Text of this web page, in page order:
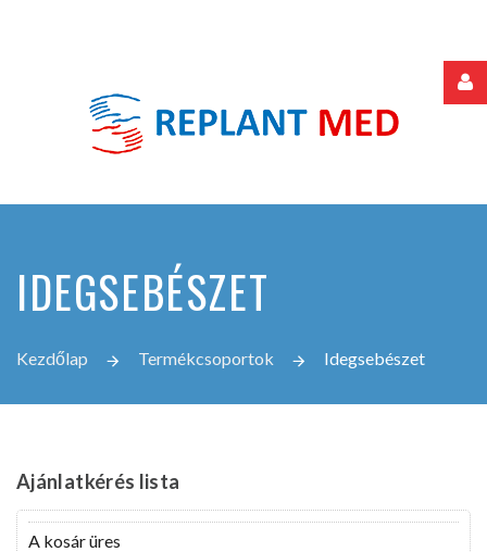
IDEGSEBÉSZET
Kezdőlap Termékcsoportok Idegsebészet
Ajánlatkérés lista
A kosár üres
Felhasználónév
Jegyezze
meg
Fiók